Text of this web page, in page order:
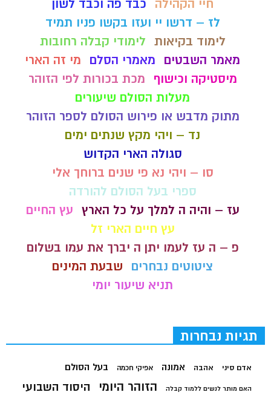
חיי הקהילה
כבד פה וכבד לשון
לז – דרשו יי ועזו בקשו פניו תמיד
לימוד בקיאות לימודי קבלה רחובות
מאמר השבטים
מאמרי הסלם
מי זה הארי
מיסטיקה וכישוף
מכת בכורות לפי הזוהר
מעלות הסולם שיעורים
מתוק מדבש או פירוש הסולם לספר הזוהר
נד – ויהי מקץ שנתים ימים
סגולה הארי הקדוש
סו – ויהי נא פי שנים ברוחך אלי
ספרי בעל הסולם להורדה
עז – והיה ה למלך על כל הארץ עץ החיים
עץ חיים הארי זל
פ – ה עז לעמו יתן ה יברך את עמו בשלום
ציטוטים נבחרים
שבעת המינים
תניא שיעור יומי
תגיות נבחרות
אדם סיני אהבה אמונה אפיקי חכמה בעל הסולם
האם מותר לנשים ללמוד קבלה הזוהר היומי היסוד השבועי